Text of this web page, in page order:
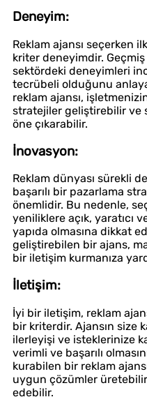
Deneyim:
Reklam ajansı seçerken
kriter deneyimdir.
sektördeki deneyimleri
tecrübeli olduğunu
reklam ajansı,
stratejiler geliştirebilir ve
öne çıkarabilir.
İnovasyon:
Reklam dünyası sürekli
başarılı bir pazarlama
önemlidir. Bu nedenle,
yeniliklere açık, yaratıcı
yapıda olmasına dikkat
geliştirebilen bir ajans,
bir iletişim kurmanıza
İletişim:
İyi bir iletişim, reklam
bir kriterdir. Ajansın size
ilerleyişi ve isteklerinize
verimli ve başarılı
kurabilen bir reklam
uygun çözümler
edebilir.